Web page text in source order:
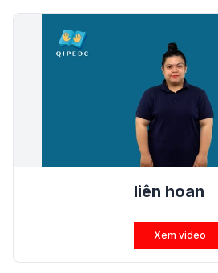
liên hoan
Xem video